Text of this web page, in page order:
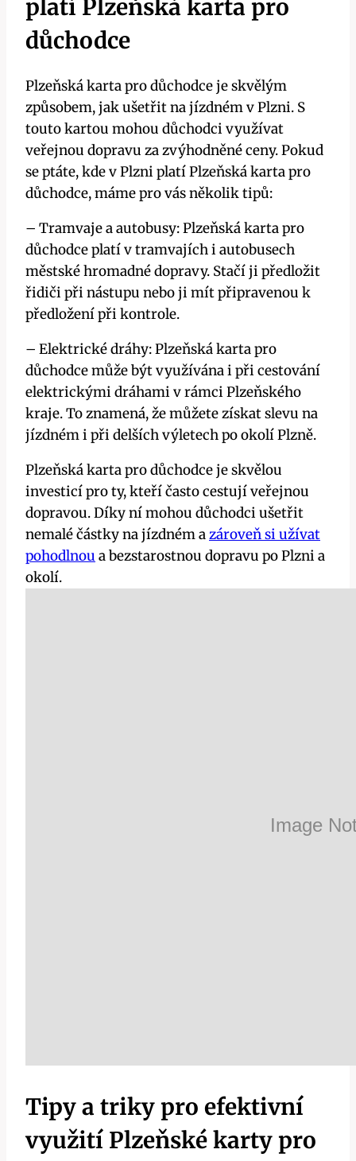
platí Plzeňská karta pro
důchodce
Plzeňská karta pro důchodce je skvělým
způsobem, jak ušetřit na jízdném v Plzni. S
touto kartou mohou důchodci využívat
veřejnou dopravu za zvýhodněné ceny. Pokud
se ptáte, kde v Plzni platí Plzeňská karta pro
důchodce, máme pro vás několik tipů:
– Tramvaje a autobusy: Plzeňská karta pro
důchodce platí v tramvajích i autobusech
městské hromadné dopravy. Stačí ji předložit
řidiči při nástupu nebo ji mít připravenou k
předložení při kontrole.
– Elektrické dráhy: Plzeňská karta pro
důchodce může být využívána i při cestování
elektrickými dráhami v rámci Plzeňského
kraje. To znamená, že můžete získat slevu na
jízdném i při delších výletech po okolí Plzně.
Plzeňská karta pro důchodce je skvělou
investicí pro ty, kteří často cestují veřejnou
dopravou. Díky ní mohou důchodci ušetřit
nemalé částky na jízdném azároveň si užívat
pohodlnou a bezstarostnou dopravu po Plzni a
okolí.
Tipy a triky pro efektivní
využití Plzeňské karty pro